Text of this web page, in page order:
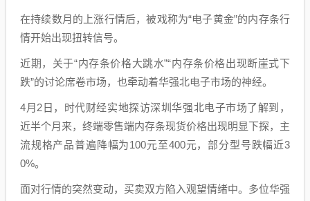
在持续数月的上涨行情后，被戏称为“电子黄金”的内存条行
情开始出现扭转信号。
近期，关于“内存条价格大跳水”“内存条价格出现断崖式下
跌”的讨论席卷市场，也牵动着华强北电子市场的神经。
4月2日，时代财经实地探访深圳华强北电子市场了解到，
近半个月来，终端零售端内存条现货价格出现明显下探，主
流规格产品普遍降幅为100元至400元，部分型号跌幅近3
0%。
面对行情的突然变动，买卖双方陷入观望情绪中。多位华强